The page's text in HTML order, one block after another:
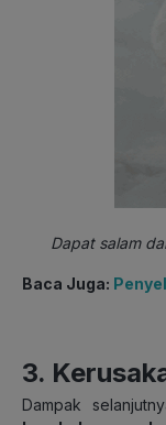
Dapat salam
Baca Juga:
3.
Dampak